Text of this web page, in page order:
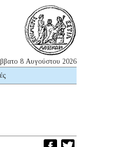
8 Αυγούστου 2026